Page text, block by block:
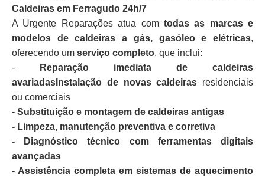
Caldeiras em Ferragudo 24h/7
A Urgente Reparações atua com todas as marcas e
modelos de caldeiras a gás, gasóleo e elétricas,
oferecendo um serviço completo, que inclui:
-
Reparação imediata de caldeiras
avariadasInstalação de novas caldeiras residenciais
ou comerciais
- Substituição e montagem de caldeiras antigas
- Limpeza, manutenção preventiva e corretiva
- Diagnóstico técnico com ferramentas digitais
avançadas
- Assistência completa em sistemas de aquecimento